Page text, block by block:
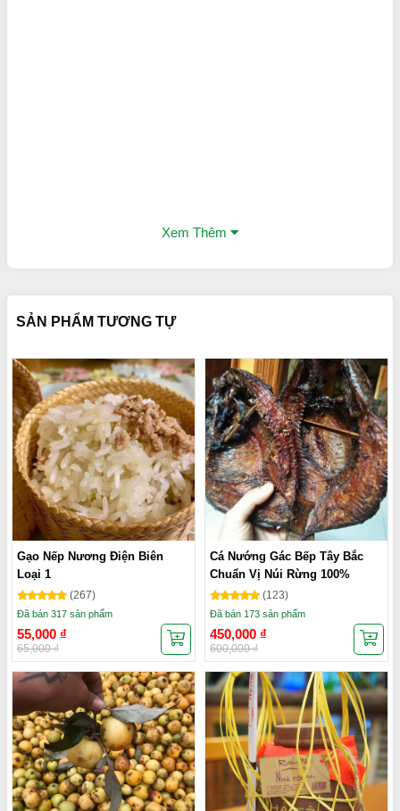
Xem Thêm
SẢN PHẨM TƯƠNG TỰ
Gạo Nếp Nương Điện Biên
Loại 1
(267)
Đã bán 317 sản phẩm
55,000 ₫
65,000₫
Cá Nướng Gác Bếp Tây Bắc
Chuẩn Vị Núi Rừng 100%
(123)
Đã bán 173 sản phẩm
450,000 ₫
600,000₫